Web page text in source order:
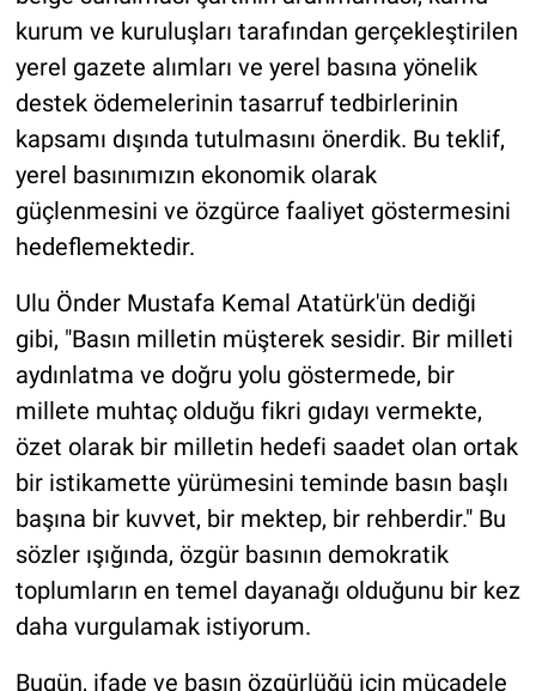
kurum ve kuruluşları tarafından gerçekleştirilen
yerel gazete alımları ve yerel basına yönelik
destek ödemelerinin tasarruf tedbirlerinin
kapsamı dışında tutulmasını önerdik. Bu teklif,
yerel basınımızın ekonomik olarak
güçlenmesini ve özgürce faaliyet göstermesini
hedeflemektedir.
Ulu Önder Mustafa Kemal Atatürk'ün dediği
gibi, "Basın milletin müşterek sesidir. Bir milleti
aydınlatma ve doğru yolu göstermede, bir
millete muhtaç olduğu fikri gıdayı vermekte,
özet olarak bir milletin hedefi saadet olan ortak
bir istikamette yürümesini teminde basın başlı
başına bir kuvvet, bir mektep, bir rehberdir." Bu
sözler ışığında, özgür basının demokratik
toplumların en temel dayanağı olduğunu bir kez
daha vurgulamak istiyorum.
Bugün, ifade ve basın özgürlüğü için mücadele